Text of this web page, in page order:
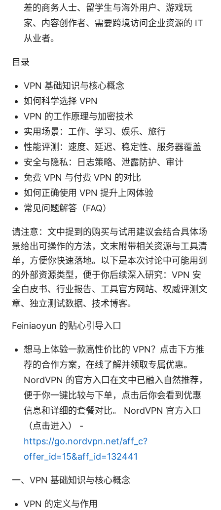
差的商务人士、留学生与海外用户、游戏玩
家、内容创作者、需要跨境访问企业资源的 IT
从业者。
目录
VPN 基础知识与核心概念
如何科学选择 VPN
VPN 的工作原理与加密技术
实用场景：工作、学习、娱乐、旅行
性能评测：速度、延迟、稳定性、服务器覆盖
安全与隐私：日志策略、泄露防护、审计
免费 VPN 与付费 VPN 的对比
如何正确使用 VPN 提升上网体验
常见问题解答（FAQ）
请注意：文中提到的购买与试用建议会结合具体场
景给出可操作的方法，文末附带相关资源与工具清
单，方便你快速落地。以下是本次讨论中可能用到
的外部资源类型，便于你后续深入研究：VPN 安
全白皮书、行业报告、工具官方网站、权威评测文
章、独立测试数据、技术博客。
Feiniaoyun 的贴心引导入口
想马上体验一款高性价比的 VPN？点击下方推
荐的合作方案，在线了解并领取专属优惠。
NordVPN 的官方入口在文中已融入自然推荐，
便于你一键比较与下单，点击后你会看到优惠
信息和详细的套餐对比。 NordVPN 官方入口
（点击进入） -
https://go.nordvpn.net/aff_c?
offer_id=15&aff_id=132441
一、VPN 基础知识与核心概念
VPN 的定义与作用